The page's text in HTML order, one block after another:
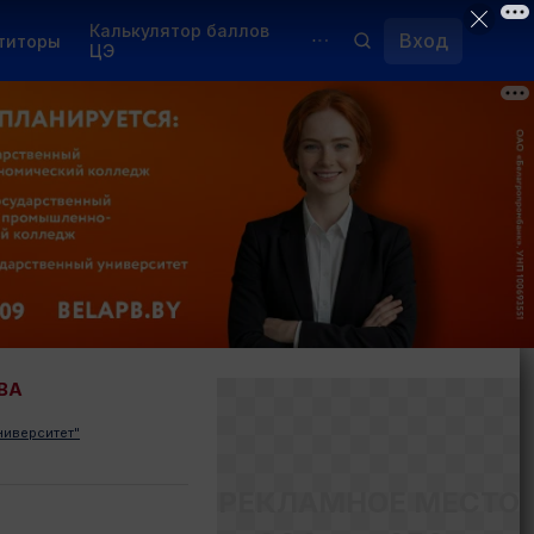
Калькулятор баллов
ЦЭ
Курсы
Переподготовка
Вход